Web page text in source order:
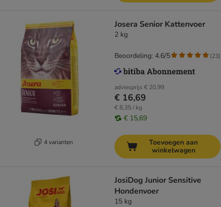
4 varianten
Josera Senior Kattenvoer
2 kg
adviesprijs € 20,99
€ 16,69
€ 8,35 / kg
€ 15,69
Beoordeling: 4.6/5 (23)
Toevoegen aan
winkelwagen
JosiDog Junior Sensitive
Hondenvoer
15 kg